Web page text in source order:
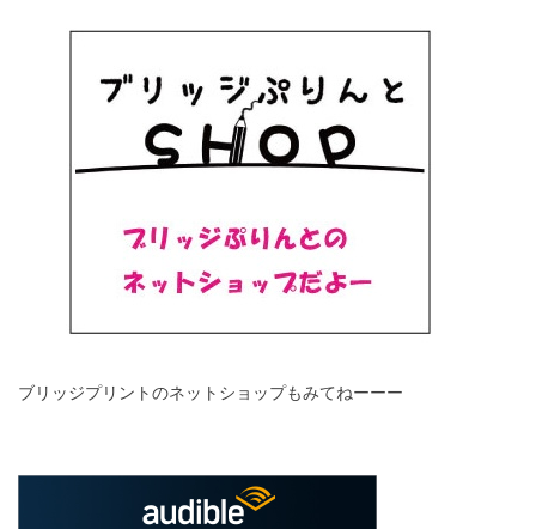
ブリッジプリントのネットショップもみてねーーー